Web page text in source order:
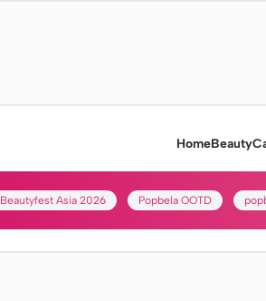
HomeBeauty
Beautyfest Asia 2026 Popbela OOTD